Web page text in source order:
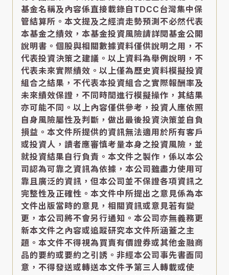
基金名稱及內容係直接載錄自TDCC台灣集中保
管結算所。本文提及之經濟走勢預測不必然代表
本基金之績效，本基金投資風險請詳閱基金公開
說明書。個股與相關數據資料僅供說明之用，不
代表投資決策之建議。以上資料為舉例說明，不
代表未來實際績效。以上僅為歷史資料模擬投資
組合之結果，不代表本投資組合之實際報酬率及
未來績效保證，不同時間進行模擬操作，其結果
亦可能不同。以上內容僅供參考，投資人應依照
自身風險屬性及判斷，做出最後投資決策並自負
損益。本文件所提供的資訊無法適用於所有客戶
或投資人，讀者應審慎考量本身之投資風險，並
就投資結果自行負責。本文件之製作，係以本公
司認為可靠之資訊為依據，本公司雖盡力使用可
靠且廣泛的資訊，但本公司並不保證各項資訊之
完整性及正確性。本文件中所提出之意見係為本
文件出版當時的意見，相關資訊或意見若有變
更，本公司將不會另行通知。本公司亦無義務更
新本文件之內容或追蹤研究本文件所涵蓋之主
題。本文件不得視為買賣有價證券或其他金融商
品的要約或要約之引誘。非經本公司事先書面同
意，不得發送或轉送本文件予第三人轉載或使